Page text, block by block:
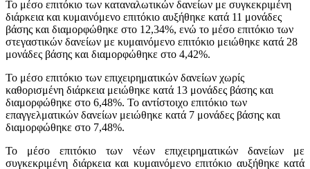
Το μέσο επιτόκιο των καταναλωτικών δανείων με συγκεκριμένη
διάρκεια και κυμαινόμενο επιτόκιο αυξήθηκε κατά 11 μονάδες
βάσης και διαμορφώθηκε στο 12,34%, ενώ το μέσο επιτόκιο των
στεγαστικών δανείων με κυμαινόμενο επιτόκιο μειώθηκε κατά 28
μονάδες βάσης και διαμορφώθηκε στο 4,42%.
Το μέσο επιτόκιο των επιχειρηματικών δανείων χωρίς
καθορισμένη διάρκεια μειώθηκε κατά 13 μονάδες βάσης και
διαμορφώθηκε στο 6,48%. Το αντίστοιχο επιτόκιο των
επαγγελματικών δανείων μειώθηκε κατά 7 μονάδες βάσης και
διαμορφώθηκε στο 7,48%.
Το μέσο επιτόκιο των νέων επιχειρηματικών δανείων με
συγκεκριμένη διάρκεια και κυμαινόμενο επιτόκιο αυξήθηκε κατά